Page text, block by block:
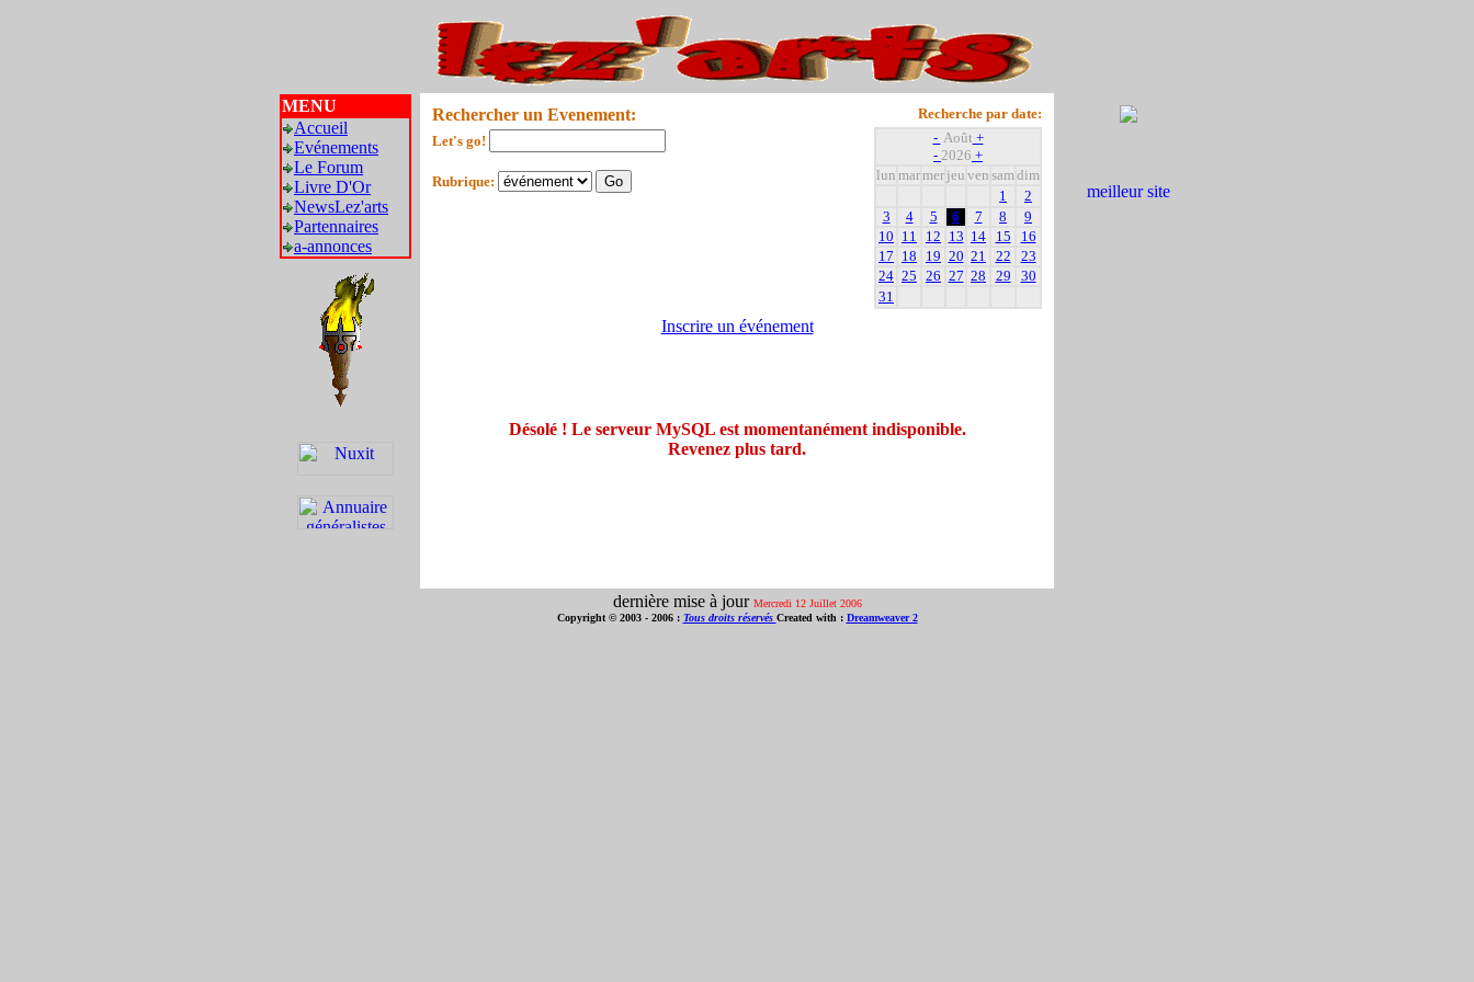
MENU
Accueil
Evénements
Le Forum
Livre D'Or
NewsLez'arts
Partennaires
a-annonces
Rechercher un Evenement:
Let's go!
Rubrique:
Recherche par date:
- Août +
- 2026 +
lun marmer jeu ven samdim
1
2
3
4 5 6 7 8
9
10 11 12 13 14 15
16
17 18 19 20 21 22
23
24 25 26 27 28 29
30
31
Inscrire un événement
Désolé ! Le serveur MySQL est momentanément indisponible.
Revenez plus tard.
dernière mise à jour Mercredi 12 Juillet 2006
Copyright © 2003 - 2006 : Tous droits réservés Created with : Dreamweaver 2